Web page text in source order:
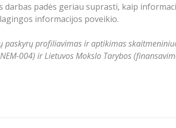
darbas padės geriau suprasti, kaip
informacijos poveikio.
paskyrų profiliavimas ir aptikimas
004) ir Lietuvos Mokslo Tarybos